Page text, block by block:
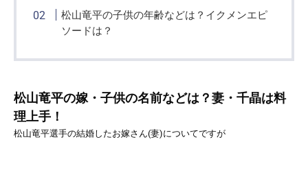
松山竜平の子供の年齢などは？イクメンエピ
ソードは？
松山竜平の嫁・子供の名前などは？妻・千晶は料
理上手！
松山竜平選手の結婚したお嫁さん(妻)についてですが